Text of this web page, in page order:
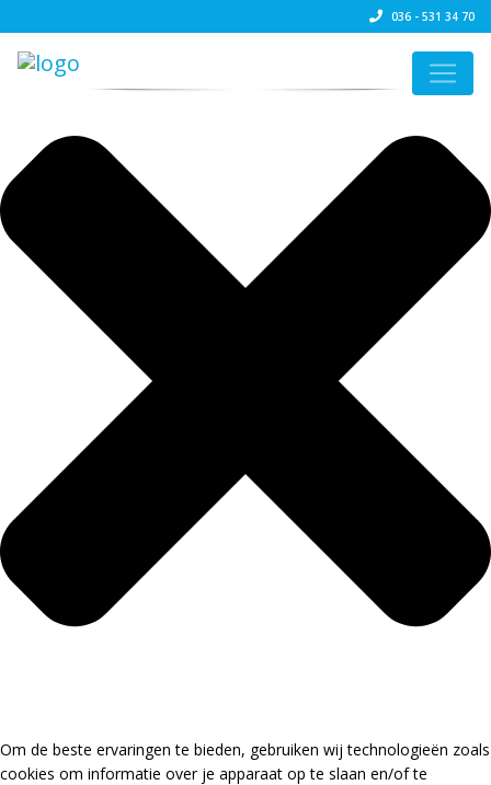
Om de beste ervaringen te bieden, gebruiken wij technologieën zoals
cookies om informatie over je apparaat op te slaan en/of te
036 - 531 34 70